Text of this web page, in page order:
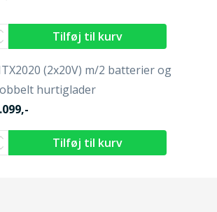
(2x20V) m/2 batterier og
hurtiglader